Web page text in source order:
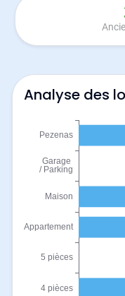
Analyse des